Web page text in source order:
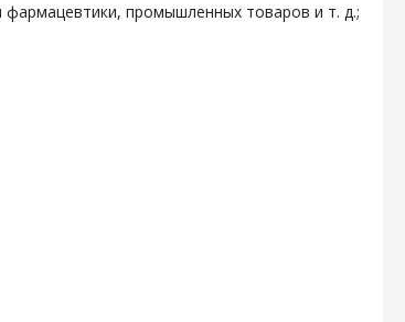
фармацевтики, промышленных товаров и т. д.;